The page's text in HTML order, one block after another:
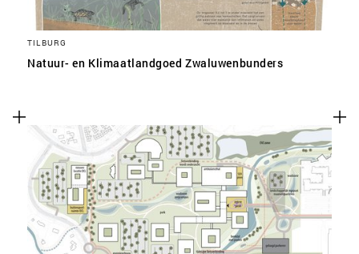
TILBURG
Natuur- en Klimaatlandgoed Zwaluwenbunders